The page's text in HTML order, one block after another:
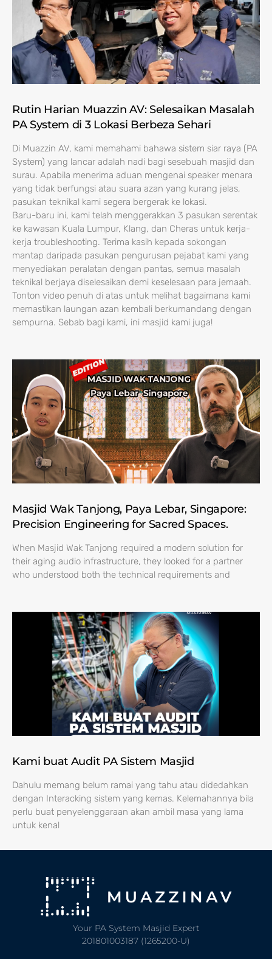
Rutin Harian Muazzin AV: Selesaikan Masalah
PA System di 3 Lokasi Berbeza Sehari
Di Muazzin AV, kami memahami bahawa sistem siar raya (PA
System) yang lancar adalah nadi bagi sesebuah masjid dan
surau. Apabila menerima aduan mengenai speaker menara
yang tidak berfungsi atau suara azan yang kurang jelas,
pasukan teknikal kami segera bergerak ke lokasi.
Baru-baru ini, kami telah menggerakkan 3 pasukan serentak
ke kawasan Kuala Lumpur, Klang, dan Cheras untuk kerja-
kerja troubleshooting. Terima kasih kepada sokongan
mantap daripada pasukan pengurusan pejabat kami yang
menyediakan peralatan dengan pantas, semua masalah
teknikal berjaya diselesaikan demi keselesaan para jemaah.
Tonton video penuh di atas untuk melihat bagaimana kami
memastikan laungan azan kembali berkumandang dengan
sempurna. Sebab bagi kami, ini masjid kami juga!
Masjid Wak Tanjong, Paya Lebar, Singapore:
Precision Engineering for Sacred Spaces.
When Masjid Wak Tanjong required a modern solution for
their aging audio infrastructure, they looked for a partner
who understood both the technical requirements and
Kami buat Audit PA Sistem Masjid
Dahulu memang belum ramai yang tahu atau didedahkan
dengan Interacking sistem yang kemas. Kelemahannya bila
perlu buat penyelenggaraan akan ambil masa yang lama
untuk kenal
Your PA System Masjid Expert
201801003187 (1265200-U)